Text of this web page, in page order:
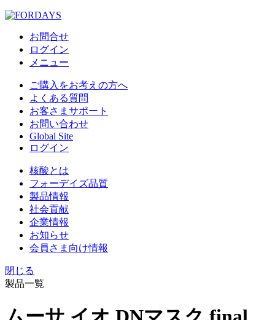
お問合せ
ログイン
メニュー
ご購入をお考えの方へ
よくある質問
お客さまサポート
お問い合わせ
Global Site
ログイン
核酸とは
フォーデイズ品質
製品情報
社会貢献
企業情報
お知らせ
会員さま向け情報
閉じる
製品一覧